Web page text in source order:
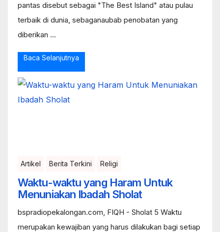
pantas disebut sebagai "The Best Island" atau pulau
terbaik di dunia, sebaganaubab penobatan yang
diberikan ...
Baca Selanjutnya
Artikel Berita Terkini Religi
Waktu-waktu yang Haram Untuk
Menuniakan Ibadah Sholat
bspradiopekalongan.com, FIQH - Sholat 5 Waktu
merupakan kewajiban yang harus dilakukan bagi setiap